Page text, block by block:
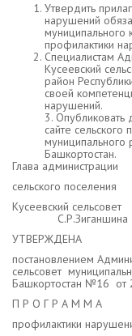
Утвердить
нарушений
профилактики
Специалистам
Кусеевский
район
своей
нарушений.
3.
сайте сельского
муниципального
Башкортостан.
Глава администрации
сельского поселения
С.Р.Зиганшина
УТВЕРЖДЕНА
постановлением
сельсовет
Башкортостан №16 от
П Р О Г Р А М М А
профилактики